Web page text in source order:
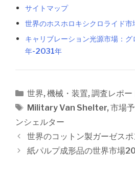
サイトマップ
世界のホスホロキシクロライド市
キャリブレーション光源市場：
年-2031年
カ
テ
ー
世界, 機械・装置, 調査レポー
タ
グ
Military Van Shelter, 市場
ンシェルター
投
稿
世界のコットン製ガーゼス
紙パルプ成形品の世界市場